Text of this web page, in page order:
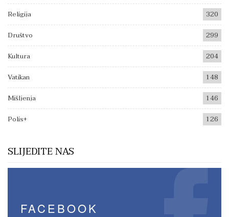
Religija
320
Društvo
299
Kultura
204
Vatikan
148
Mišljenja
146
Polis+
126
SLIJEDITE NAS
FACEBOOK